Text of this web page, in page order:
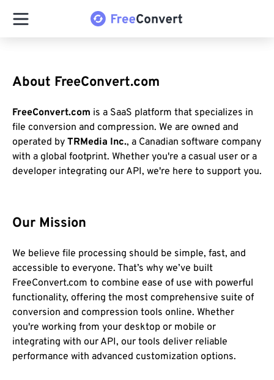
About FreeConvert.com
FreeConvert.com is a SaaS platform that specializes in
file conversion and compression. We are owned and
operated by TRMedia Inc., a Canadian software company
with a global footprint. Whether you're a casual user or a
developer integrating our API, we're here to support you.
Our Mission
We believe file processing should be simple, fast, and
accessible to everyone. That’s why we’ve built
FreeConvert.com to combine ease of use with powerful
functionality, offering the most comprehensive suite of
conversion and compression tools online. Whether
you're working from your desktop or mobile or
integrating with our API, our tools deliver reliable
performance with advanced customization options.